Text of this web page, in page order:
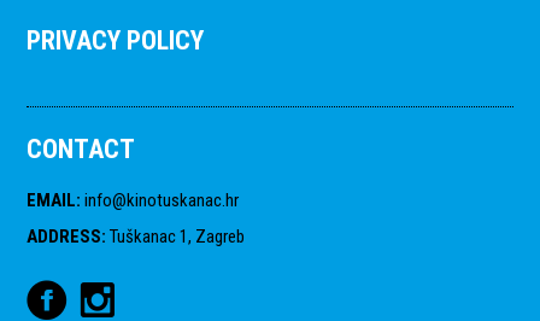
PRIVACY POLICY
CONTACT
EMAIL: info@kinotuskanac.hr
ADDRESS: Tuškanac 1, Zagreb